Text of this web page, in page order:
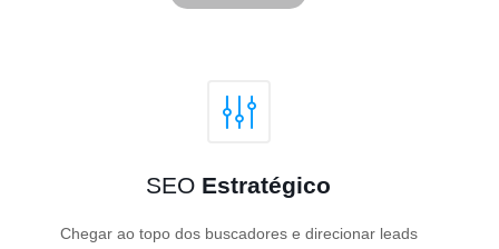
SEO Estratégico
Chegar ao topo dos buscadores e direcionar leads